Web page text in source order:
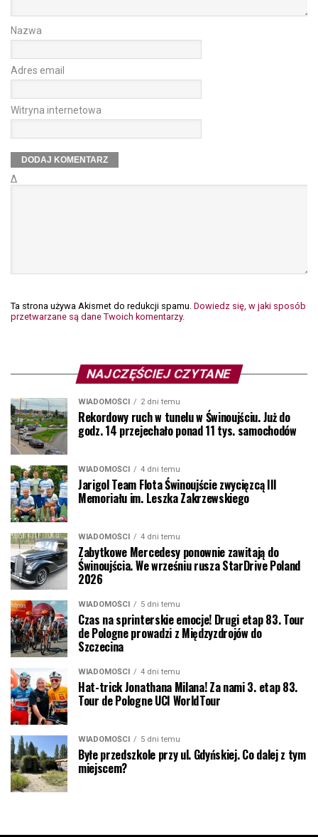
Nazwa
Adres email
Witryna internetowa
Δ
Ta strona używa Akismet do redukcji spamu. Dowiedz się, w jaki sposób
przetwarzane są dane Twoich komentarzy.
NAJCZĘŚCIEJ CZYTANE
WIADOMOŚCI 2 dni temu
Rekordowy ruch w tunelu w Świnoujściu. Już do
godz. 14 przejechało ponad 11 tys. samochodów
WIADOMOŚCI 4 dni temu
Jarigol Team Flota Świnoujście zwycięzcą III
Memoriału im. Leszka Zakrzewskiego
WIADOMOŚCI 4 dni temu
Zabytkowe Mercedesy ponownie zawitają do
Świnoujścia. We wrześniu rusza StarDrive Poland
2026
WIADOMOŚCI 5 dni temu
Czas na sprinterskie emocje! Drugi etap 83. Tour
de Pologne prowadzi z Międzyzdrojów do
Szczecina
WIADOMOŚCI 4 dni temu
Hat-trick Jonathana Milana! Za nami 3. etap 83.
Tour de Pologne UCI WorldTour
WIADOMOŚCI 5 dni temu
Byłe przedszkole przy ul. Gdyńskiej. Co dalej z tym
miejscem?